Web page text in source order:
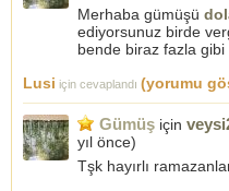
Merhaba gümüşü
ediyorsunuz birde
bende biraz fazla
Lusi için cevaplandı (yorumu
Gümüş için
yıl önce)
Tşk hayırlı